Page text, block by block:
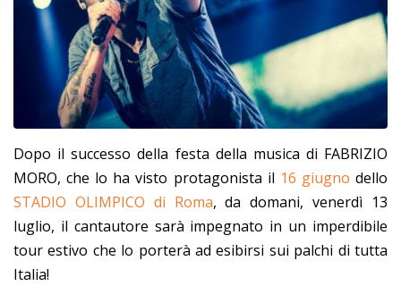
Dopo il successo della festa della musica di FABRIZIO
MORO, che lo ha visto protagonista il 16 giugno dello
STADIO OLIMPICO di Roma, da domani, venerdì 13
luglio, il cantautore sarà impegnato in un imperdibile
tour estivo che lo porterà ad esibirsi sui palchi di tutta
Italia!